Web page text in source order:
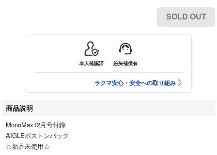
SOLD OUT
本人確認済 紛失補償有
ラクマ安心・安全への取り組み
商品説明
MonoMax12月号付録
AIGLEボストンバック
☆新品未使用☆